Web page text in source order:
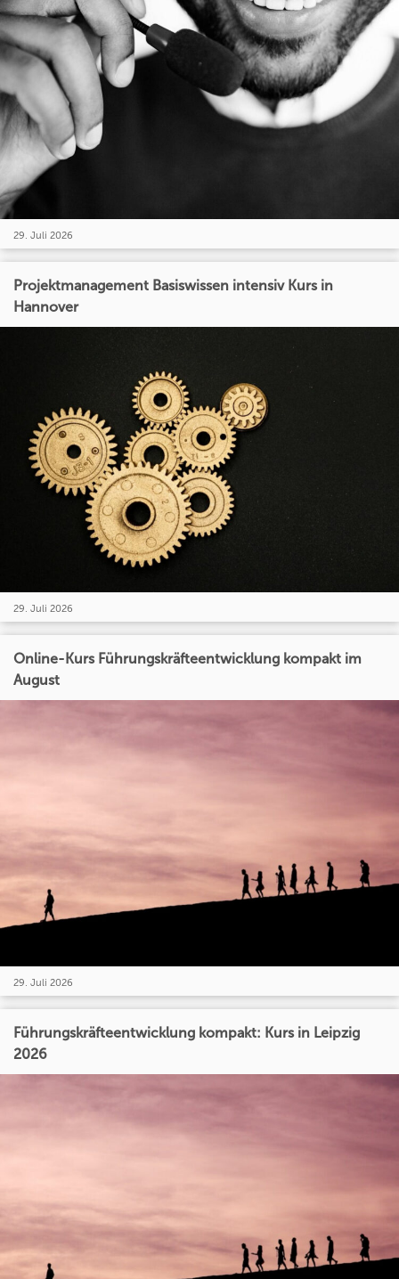
29. Juli 2026
Projektmanagement Basiswissen intensiv Kurs in
Hannover
29. Juli 2026
Online-Kurs Führungskräfteentwicklung kompakt im
August
29. Juli 2026
Führungskräfteentwicklung kompakt: Kurs in Leipzig
2026